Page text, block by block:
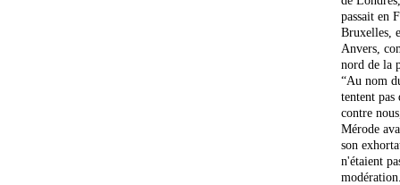
passait en
Bruxelles,
Anvers,
nord de la
“Au nom
tentent pas
contre
Mérode
son
n'étaient